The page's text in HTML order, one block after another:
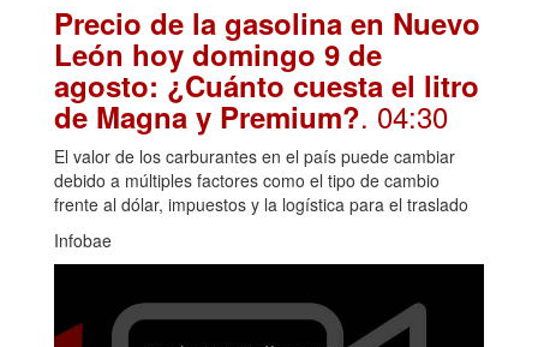
Precio de la gasolina en Nuevo
León hoy domingo 9 de
agosto: ¿Cuánto cuesta el litro
de Magna y Premium?. 04:30
El valor de los carburantes en el país puede cambiar
debido a múltiples factores como el tipo de cambio
frente al dólar, impuestos y la logística para el traslado
Infobae